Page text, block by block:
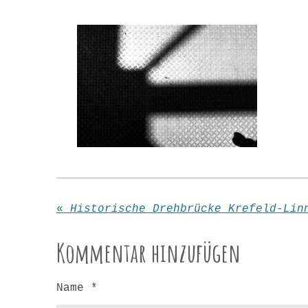
« Historische Drehbrücke Krefeld-
Kommentar hinzufügen
Name *